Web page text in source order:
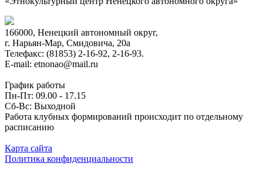
166000, Ненецкий автономный округ,
г. Нарьян-Мар, Смидовича, 20а
Телефакс: (81853) 2-16-92, 2-16-93.
E-mail: etnonao@mail.ru
График работы
Пн-Пт: 09.00 - 17.15
Сб-Вс: Выходной
Работа клубных формирований происходит по отдельному
расписанию
Карта сайта
Политика конфиденциальности